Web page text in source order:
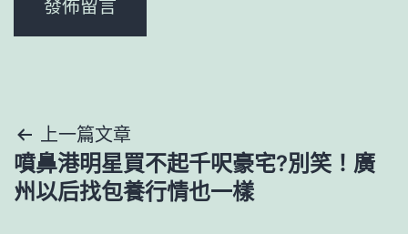
文
章
上一篇文章
噴鼻港明星買不起千呎豪宅?別笑！廣
州以后找包養行情也一樣